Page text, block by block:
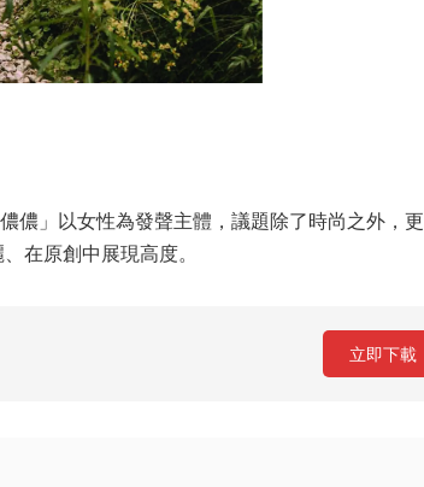
儂」以女性為發聲主體，議題除了時尚之外，
在原創中展現高度。
立即下載